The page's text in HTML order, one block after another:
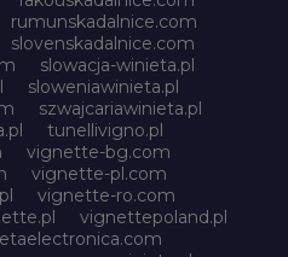
rumunskadalnice.com
slovenskadalnice.com
slowacja-winieta.pl
sloweniawinieta.pl
szwajcariawinieta.pl
tunellivigno.pl
vignette-bg.com
vignette-pl.com
vignette-ro.com
vignettepoland.pl